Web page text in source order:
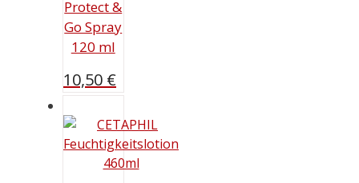
Protect &
Go Spray
120 ml
10,50 €